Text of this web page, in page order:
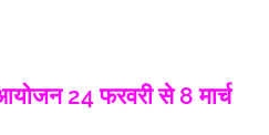
24 फरवरी से 8 मार्च